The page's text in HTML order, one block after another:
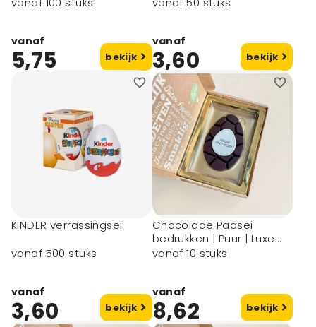
vanaf
5,75 bekijk
vanaf
3,60 bekijk
KINDER verrassingsei
vanaf 500 stuks
vanaf
3,60 bekijk
Chocolade Paasei
bedrukken | Puur | Luxe
verzenddoos
vanaf 10 stuks
vanaf
8,62 bekijk